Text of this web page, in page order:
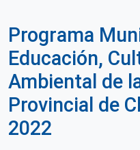
Programa
Educación,
Ambiental de
Provincial de
2022